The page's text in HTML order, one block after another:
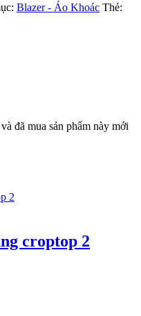
Blazer - Áo Khoác Thẻ:
đã mua sản phẩm này mới
croptop 2